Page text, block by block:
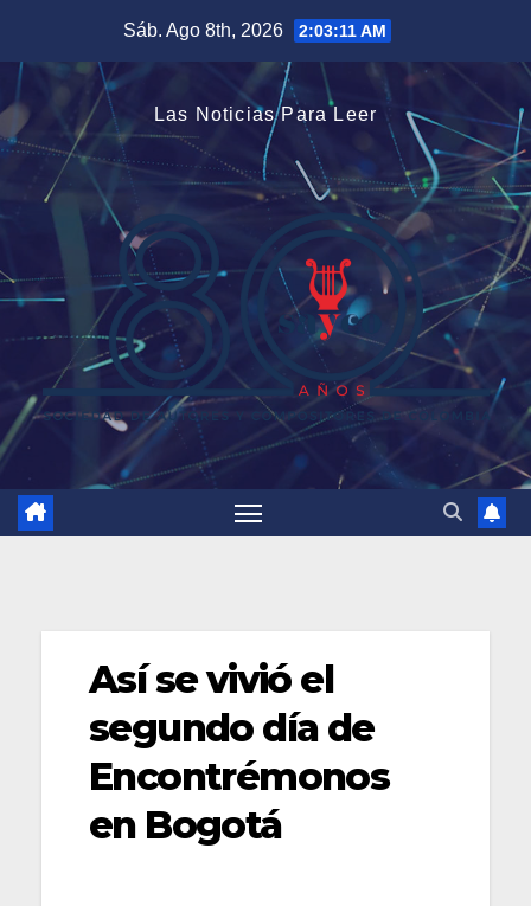
contenido
Sáb. Ago 8th, 2026 2:03:12 AM
Las Noticias Para Leer
Así se vivió el
segundo día de
Encontrémonos
en Bogotá